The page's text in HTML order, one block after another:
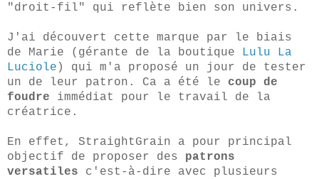
"droit-fil" qui reflète bien son univers.
J'ai découvert cette marque par le biais
de Marie (gérante de la boutique Lulu La
Luciole ) qui m'a proposé un jour de tester
un de leur patron. Ca a été le coup de
foudre immédiat pour le travail de la
créatrice.
En effet, StraightGrain a pour principal
objectif de proposer des patrons
versatiles c'est-à-dire avec plusieurs